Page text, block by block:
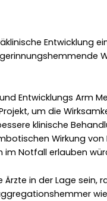
Entwicklung
Entwicklungs Arm
um die
klinische
Wirkung
im Notfall erlauben
Ärzte in der Lage sein,